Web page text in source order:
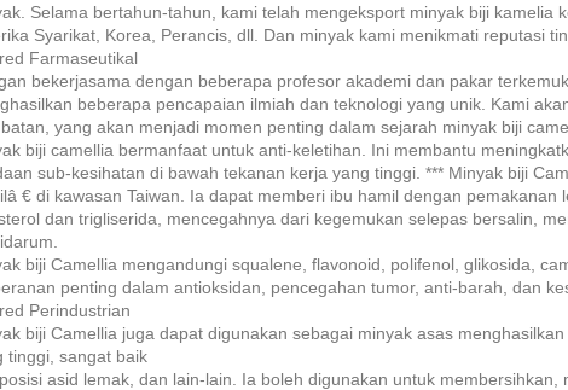
Selama bertahun-tahun, kami telah mengeksport minyak biji kamelia
Syarikat, Korea, Perancis, dll. Dan minyak kami menikmati reputasi
Farmaseutikal
bekerjasama dengan beberapa profesor akademi dan pakar
beberapa pencapaian ilmiah dan teknologi yang unik. Kami
yang akan menjadi momen penting dalam sejarah minyak biji
biji camellia bermanfaat untuk anti-keletihan. Ini membantu
sub-kesihatan di bawah tekanan kerja yang tinggi. *** Minyak biji
€ di kawasan Taiwan. Ia dapat memberi ibu hamil dengan
dan trigliserida, mencegahnya dari kegemukan selepas bersalin,
biji Camellia mengandungi squalene, flavonoid, polifenol, glikosida,
penting dalam antioksidan, pencegahan tumor, anti-barah, dan
Perindustrian
biji Camellia juga dapat digunakan sebagai minyak asas
tinggi, sangat baik
asid lemak, dan lain-lain. Ia boleh digunakan untuk